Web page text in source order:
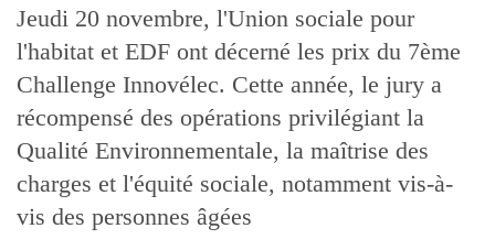
Jeudi 20 novembre, l'Union sociale pour
l'habitat et EDF ont décerné les prix du 7ème
Challenge Innovélec. Cette année, le jury a
récompensé des opérations privilégiant la
Qualité Environnementale, la maîtrise des
charges et l'équité sociale, notamment vis-à-
vis des personnes âgées